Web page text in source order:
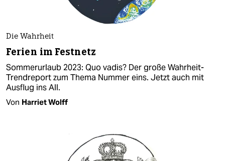
Die Wahrheit
Ferien im Festnetz
Sommerurlaub 2023: Quo vadis? Der große Wahrheit-
Trendreport zum Thema Nummer eins. Jetzt auch mit
Ausflug ins All.
Von Harriet Wolff